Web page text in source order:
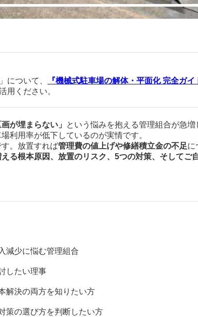
について、 『機械式駐車場の解体・平面化 完全ガイ
用ください。
画が埋まらない」
という悩みを抱える管理組合が急
利用率が低下しているのが実情です。
。放置すれば管理費の値上げや修繕積立金の不足に
る根本原因、放置のリスク、5つの対策、そしてご
減少に悩む管理組合
したい理事
解決の両方を知りたい方
策の選び方を判断したい方